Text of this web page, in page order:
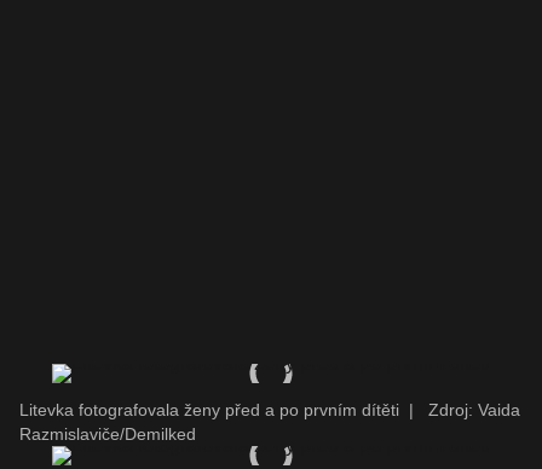
Litevka fotografovala ženy před a po prvním dítěti |
Zdroj: Vaida
Razmislaviče/Demilked